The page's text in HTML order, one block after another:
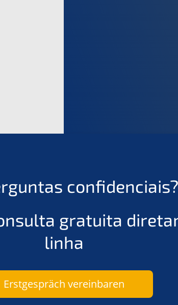
gratuita
linha
Erstgespräch vereinbaren